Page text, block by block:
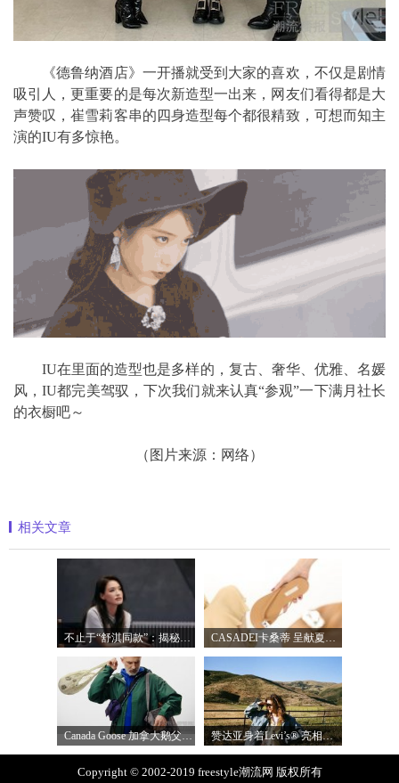
《德鲁纳酒店》一开播就受到大家的喜欢，不仅是剧情
吸引人，更重要的是每次新造型一出来，网友们看得都是大
声赞叹，崔雪莉客串的四身造型每个都很精致，可想而知主
演的IU有多惊艳。
IU在里面的造型也是多样的，复古、奢华、优雅、名媛
风，IU都完美驾驭，下次我们就来认真“参观”一下满月社长
的衣橱吧～
（图片来源：网络）
相关文章
Canada Goose 加拿大鹅父亲节精选礼赠 伴父 赞达亚身着Levi’s® 亮相《亢奋》第三季
Copyright © 2002-2019 freestyle潮流网 版权所有